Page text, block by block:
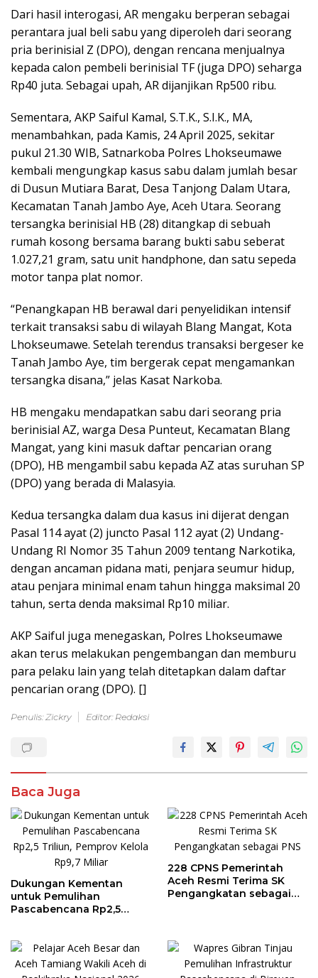
Dari hasil interogasi, AR mengaku berperan sebagai
perantara jual beli sabu yang diperoleh dari seorang
pria berinisial Z (DPO), dengan rencana menjualnya
kepada calon pembeli berinisial TF (juga DPO) seharga
Rp40 juta. Sebagai upah, AR dijanjikan Rp500 ribu.
Sementara, AKP Saiful Kamal, S.T.K., S.I.K., MA,
menambahkan, pada Kamis, 24 April 2025, sekitar
pukul 21.30 WIB, Satnarkoba Polres Lhokseumawe
kembali mengungkap kasus sabu dalam jumlah besar
di Dusun Mutiara Barat, Desa Tanjong Dalam Utara,
Kecamatan Tanah Jambo Aye, Aceh Utara. Seorang
tersangka berinisial HB (28) ditangkap di sebuah
rumah kosong bersama barang bukti sabu seberat
1.027,21 gram, satu unit handphone, dan satu sepeda
motor tanpa plat nomor.
“Penangkapan HB berawal dari penyelidikan intensif
terkait transaksi sabu di wilayah Blang Mangat, Kota
Lhokseumawe. Setelah terendus transaksi bergeser ke
Tanah Jambo Aye, tim bergerak cepat mengamankan
tersangka disana,” jelas Kasat Narkoba.
HB mengaku mendapatkan sabu dari seorang pria
berinisial AZ, warga Desa Punteut, Kecamatan Blang
Mangat, yang kini masuk daftar pencarian orang
(DPO), HB mengambil sabu kepada AZ atas suruhan SP
(DPO) yang berada di Malasyia.
Kedua tersangka dalam dua kasus ini dijerat dengan
Pasal 114 ayat (2) juncto Pasal 112 ayat (2) Undang-
Undang RI Nomor 35 Tahun 2009 tentang Narkotika,
dengan ancaman pidana mati, penjara seumur hidup,
atau penjara minimal enam tahun hingga maksimal 20
tahun, serta denda maksimal Rp10 miliar.
AKP Saiful juga menegaskan, Polres Lhokseumawe
akan terus melakukan pengembangan dan memburu
para pelaku lain yang telah ditetapkan dalam daftar
pencarian orang (DPO). []
Penulis: Zickry Editor: Redaksi
Baca Juga
Dukungan Kementan
untuk Pemulihan
Pascabencana Rp2,5
228 CPNS Pemerintah
Aceh Resmi Terima SK
Pengangkatan sebagai